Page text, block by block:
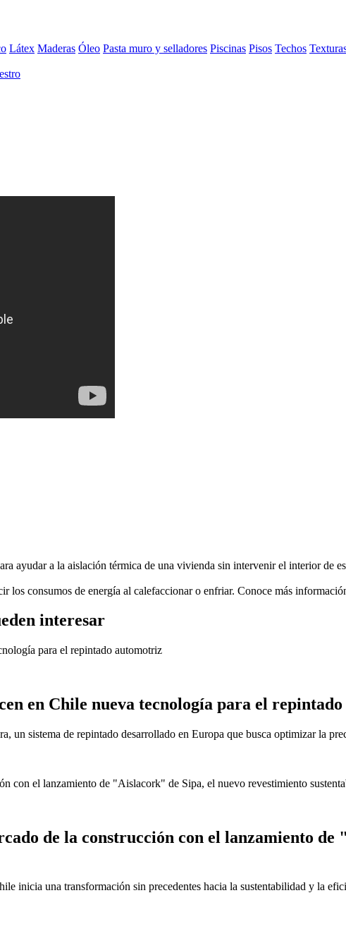
Látex Maderas Óleo Pasta muro y selladores Piscinas Pisos Techos
ayudar a la aislación térmica de una vivienda sin intervenir el interior de
consumos de energía al calefaccionar o enfriar. Conoce más
interesar
en Chile nueva tecnología para el
un sistema de repintado desarrollado en Europa que busca optimizar la
de la construcción con el lanzamiento
inicia una transformación sin precedentes hacia la sustentabilidad y la